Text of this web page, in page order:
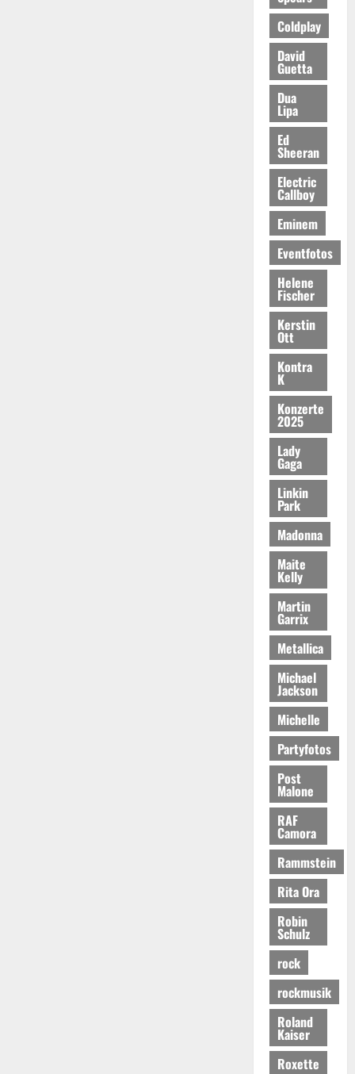
Coldplay
David
Guetta
Dua
Lipa
Ed
Sheeran
Electric
Callboy
Eminem
Eventfotos
Helene
Fischer
Kerstin
Ott
Kontra
K
Konzerte
2025
Lady
Gaga
Linkin
Park
Madonna
Maite
Kelly
Martin
Garrix
Metallica
Michael
Jackson
Michelle
Partyfotos
Post
Malone
RAF
Camora
Rammstein
Rita Ora
Robin
Schulz
rock
rockmusik
Roland
Kaiser
Roxette